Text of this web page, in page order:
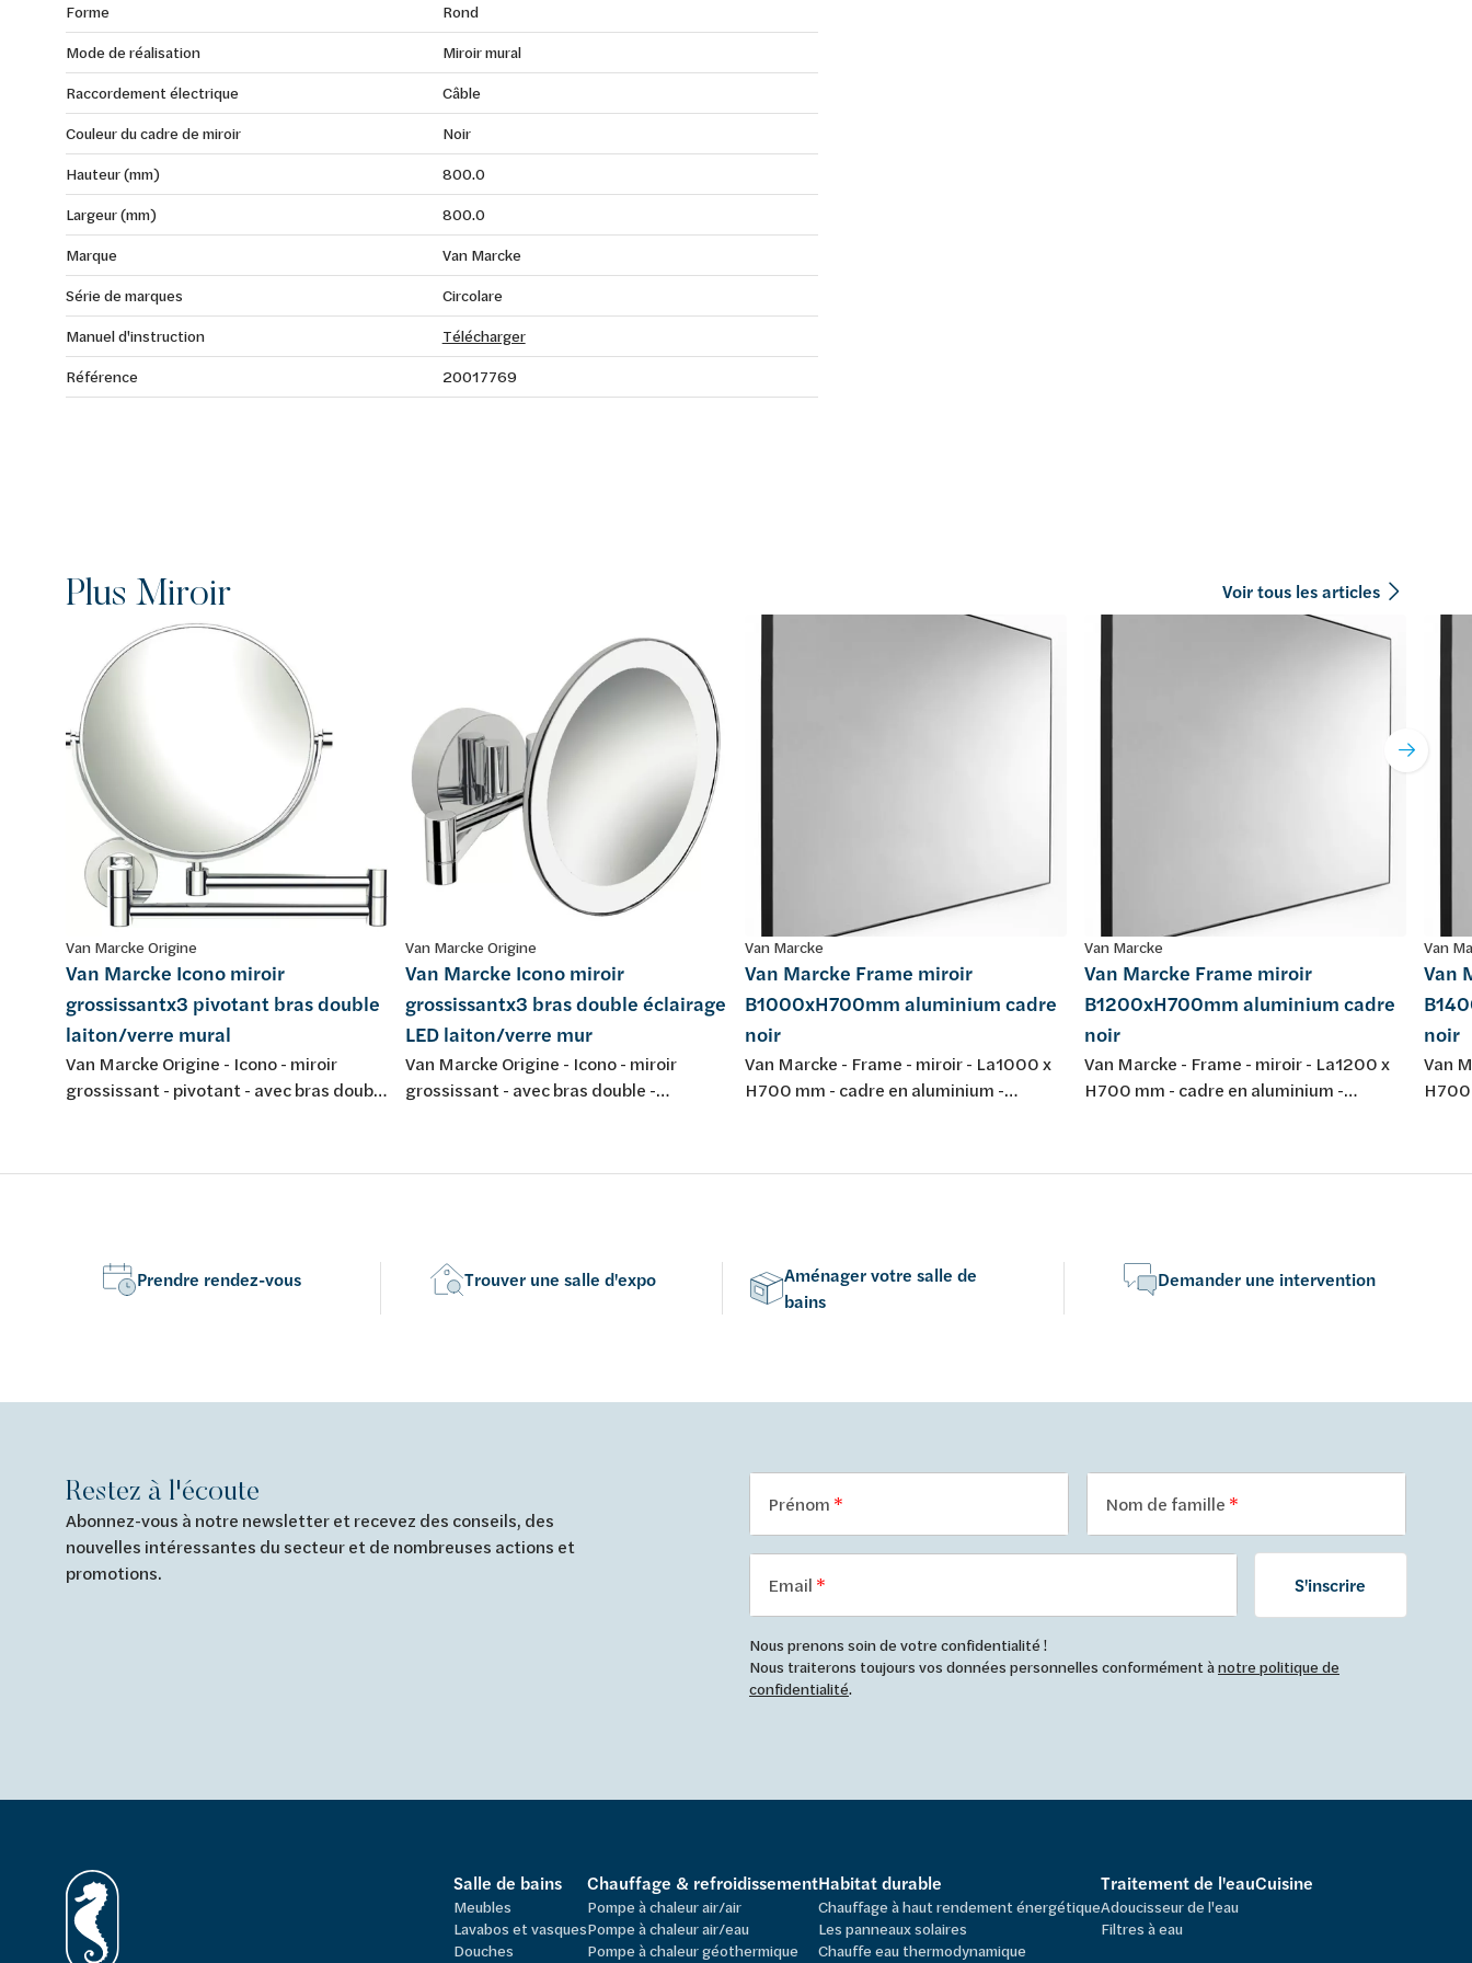
Forme
Rond
Mode de réalisation
Miroir mural
Raccordement électrique
Câble
Couleur du cadre de miroir
Noir
Hauteur (mm)
800.0
Largeur (mm)
800.0
Marque
Van Marcke
Série de marques
Circolare
Manuel d'instruction
Télécharger
Référence
20017769
Plus Miroir Voir tous les articles
Van Marcke Origine
Van Marcke Icono miroir
grossissantx3 pivotant bras double
laiton/verre mural
Van Marcke Origine - Icono - miroir
grossissant - pivotant - avec bras double
Van Marcke Origine
Van Marcke Icono miroir
grossissantx3 bras double éclairage
LED laiton/verre mur
Van Marcke Origine - Icono - miroir
grossissant - avec bras double -
Van Marcke
Van Marcke Frame miroir
B1000xH700mm aluminium cadre
noir
Van Marcke - Frame - miroir - La1000 x
H700 mm - cadre en aluminium -
Van Marcke
Van Marcke Frame miroir
B1200xH700mm aluminium cadre
noir
Van Marcke - Frame - miroir - La1200 x
H700 mm - cadre en aluminium -
Van
Van
noir
Van
Prendre rendez-vous Trouver une salle d'expo
Aménager votre salle de
bains
Demander une intervention
Restez à l'écoute
Abonnez-vous à notre newsletter et recevez des conseils, des
nouvelles intéressantes du secteur et de nombreuses actions et
promotions.
Prénom Nom de famille
Email S'inscrire
Nous prenons soin de votre confidentialité !
Nous traiterons toujours vos données personnelles conformément ànotre politique de
confidentialité.
Salle de bains
Meubles
Lavabos et vasques
Douches
Chauffage & refroidissement
Pompe à chaleur air/air
Pompe à chaleur air/eau
Pompe à chaleur géothermique
Habitat durable
Chauffage à haut rendement énergétique
Les panneaux solaires
Chauffe eau thermodynamique
Traitement de l'eau
Adoucisseur de l'eau
Filtres à eau
Cuisine